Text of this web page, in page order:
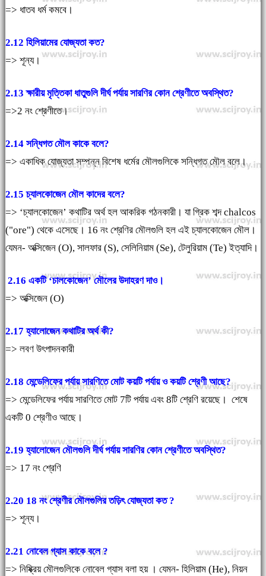
=> ধাতব ধর্ম কমবে।
2.12 হিলিয়ামের যোজ্যতা কত?
=> শূন্য।
2.13 ক্ষারীয় মৃত্তিকা ধাতুগুলি দীর্ঘ পর্যায় সারণির কোন শ্রেণীতে অবস্থিত?
=>2 নং শ্রেণীতে।
2.14 সন্ধিগত মৌল কাকে বলে?
=> একাধিক যোজ্যতা সম্পন্ন বিশেষ ধর্মের মৌলগুলিকে সন্ধিগত মৌল বলে।
2.15 চ্যালকোজেন মৌল কাদের বলে?
=> ‘চ্যালকোজেন’ কথাটির অর্থ হল আকরিক গঠনকারী। যা গ্রিক শব্দ chalcos
("ore") থেকে এসেছে। 16 নং শ্রেণির মৌলগুলি হল এই চ্যালকোজেন মৌল।
যেমন- অক্সিজেন (O), সালফার (S), সেলিনিয়াম (Se), টেলুরিয়াম (Te) ইত্যাদি।
2.16 একটি ‘চালকোজেন’ মৌলের উদাহরণ দাও।
=> অক্সিজেন (O)
2.17 হ্যালোজেন কথাটির অর্থ কী?
=> লবণ উৎপাদনকারী
2.18 মেন্ডেলিফের পর্যায় সারণিতে মোট কয়টি পর্যায় ও কয়টি শ্রেণী আছে?
=> মেন্ডেলিফের পর্যায় সারণিতে মোট 7টি পর্যায় এবং 8টি শ্রেণি রয়েছে। শেষে
একটি 0 শ্রেণীও আছে।
2.19 হ্যালোজেন মৌলগুলি দীর্ঘ পর্যায় সারণির কোন শ্রেণীতে অবস্থিত?
=> 17 নং শ্রেণি
2.20 18 নং শ্রেণীর মৌলগুলির তড়িৎ যোজ্যতা কত ?
=> শূন্য।
2.21 নোবেল গ্যাস কাকে বলে ?
=> নিষ্ক্রিয় মৌলগুলিকে নোবেল গ্যাস বলা হয় । যেমন- হিলিয়াম (He), নিয়ন